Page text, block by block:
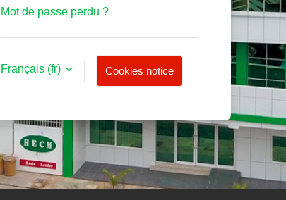
Mot de passe perdu ?
Français ‎(fr)‎ Cookies notice